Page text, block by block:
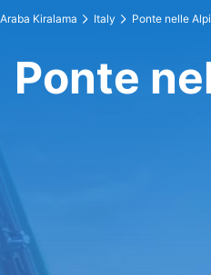
Araba Kiralama Italy Ponte nelle Alpi
Ponte